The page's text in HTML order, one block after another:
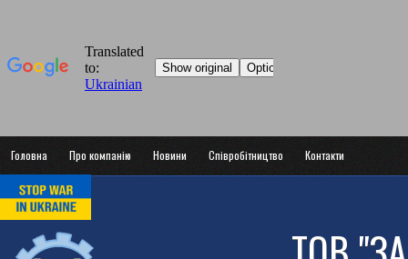
Головна Про компанію Новини Співробітництво Контакти